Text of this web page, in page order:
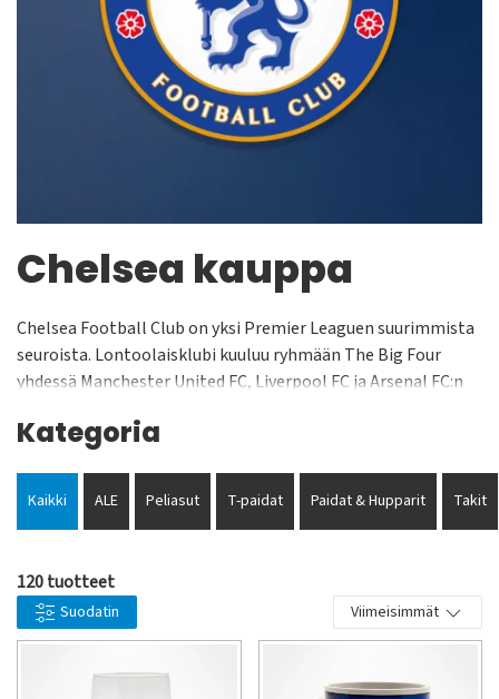
Chelsea kauppa
Chelsea Football Club on yksi Premier Leaguen suurimmista
seuroista. Lontoolaisklubi kuuluu ryhmään The Big Four
yhdessä Manchester United FC, Liverpool FC ja Arsenal FC:n
Englannissa kuin Euroopassa. Seura perustettiin 1905 ja on
pelaa kotiottelunsa Stamford Bridge stadionilla, jonka
yleisökapasiteetti on noin 42 500 henkilöä. Legendaarisia
Frank Lampard, Peter Bonetti, Bobby Tambling, Peter
Osgood, Didier Drogba, Ray Wilkins, Ruud Gullit, Gianfranco
Zola, John Terry, Dennis Wise.
Kategoria
Kaikki ALE Peliasut T-paidat Paidat & Hupparit Takit
120 tuotteet
Suodatin Viimeisimmät